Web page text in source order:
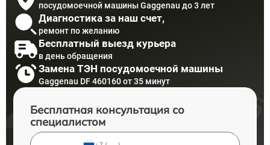
посудомоечной машины Gaggenau до 3 лет
Диагностика за наш счет,
ремонт по желанию
Бесплатный выезд курьера
в день обращения
Замена ТЭН посудомоечной машины
Gaggenau DF 460160 от 35 минут
Бесплатная консультация со
специалистом